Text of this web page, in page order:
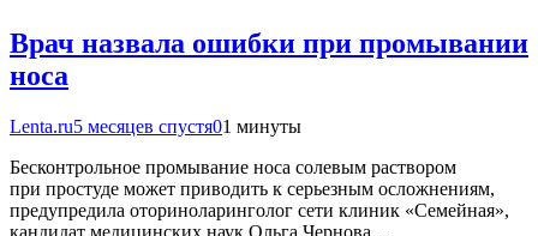
Врач назвала ошибки при промывании
носа
Lenta.ru5 месяцев спустя01 минуты
Бесконтрольное промывание носа солевым раствором
при простуде может приводить к серьезным осложнениям,
предупредила оториноларинголог сети клиник «Семейная»,